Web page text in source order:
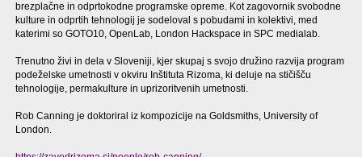
brezplačne in odprtokodne programske opreme. Kot zagovornik svobodne
kulture in odprtih tehnologij je sodeloval s pobudami in kolektivi, med
katerimi so GOTO10, OpenLab, London Hackspace in SPC medialab.
Trenutno živi in dela v Sloveniji, kjer skupaj s svojo družino razvija program
podeželske umetnosti v okviru Inštituta Rizoma, ki deluje na stičišču
tehnologije, permakulture in uprizoritvenih umetnosti.
Rob Canning je doktoriral iz kompozicije na Goldsmiths, University of
London.